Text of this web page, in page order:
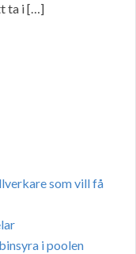
ta i […]
som vill få
i poolen